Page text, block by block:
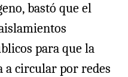
bastó que el
para que la
a circular por redes